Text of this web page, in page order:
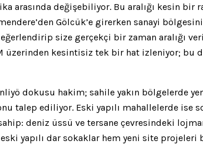
arasında değişebiliyor. Bu aralığı kesin
Gölcük’e girerken sanayi
size gerçekçi bir zaman aralığı
üzerinden kesintisiz tek bir hat izleniyor; bu
dokusu hakim; sahile yakın bölgelerde
talep ediliyor. Eski yapılı mahallelerde ise
deniz üssü ve tersane çevresindeki
yapılı dar sokaklar hem yeni site projeleri